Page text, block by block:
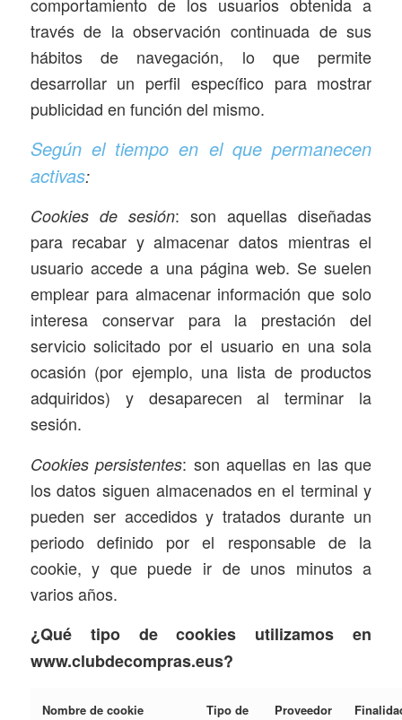
través de la observación continuada de sus
hábitos de navegación, lo que permite
desarrollar un perfil específico para mostrar
publicidad en función del mismo.
Según el tiempo en el que permanecen
activas:
Cookies de sesión: son aquellas diseñadas
para recabar y almacenar datos mientras el
usuario accede a una página web. Se suelen
emplear para almacenar información que solo
interesa conservar para la prestación del
servicio solicitado por el usuario en una sola
ocasión (por ejemplo, una lista de productos
adquiridos) y desaparecen al terminar la
sesión.
Cookies persistentes: son aquellas en las que
los datos siguen almacenados en el terminal y
pueden ser accedidos y tratados durante un
periodo definido por el responsable de la
cookie, y que puede ir de unos minutos a
varios años.
¿Qué tipo de cookies utilizamos en
www.clubdecompras.eus?
Nombre de cookie
Tipo de
Proveedor